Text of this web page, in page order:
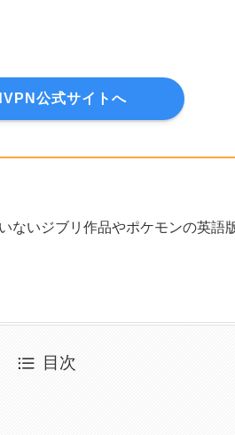
公式サイトへ
ないジブリ作品やポケモンの英語
目次